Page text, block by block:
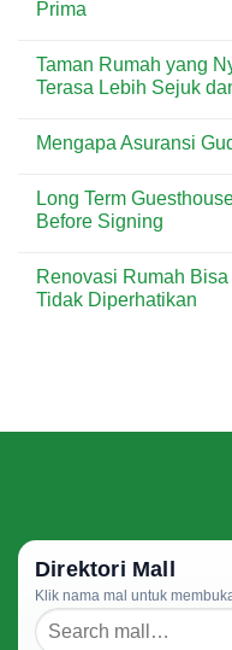
Prima
on
Supplier
HDPE
Terbaik
Equator
Prima
Taman Rumah yang
Terasa Lebih Sejuk
on
yang
Nyaman:
Cara
Terasa
Lebih
Sejuk
Mengapa Asuransi
on
Mengapa
Asuransi
bagi
Pelaku
Usaha?
Long Term
Before Signing
on
Long
Term
Signing
Renovasi Rumah
Tidak Diperhatikan
Jalur
Direktori Mall
Klik nama mal untuk